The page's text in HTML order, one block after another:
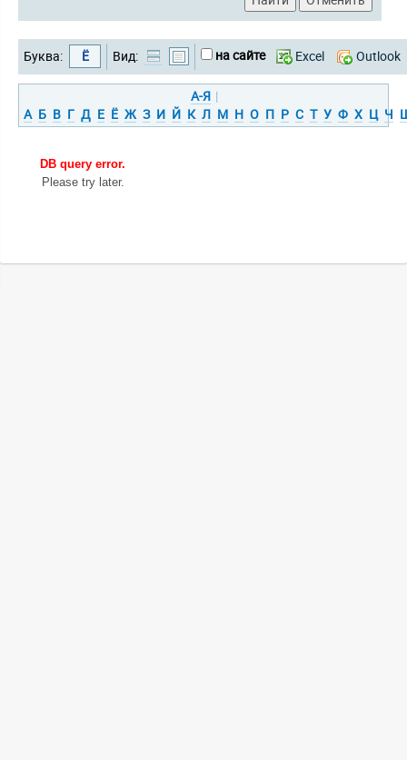
Буква: Ё Вид: на сайте Excel Outlook
А-Я |
А Б В Г Д Е Ё Ж З И Й К Л М Н О П Р С Т У Ф Х Ц Ч
DB query error.
Please try later.